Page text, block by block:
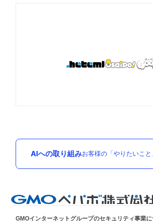
AIへの取り組みお客様の「やりたいこ
GMOインターネットグループのセキュリティ事業に